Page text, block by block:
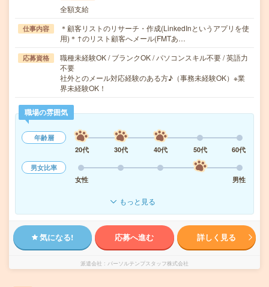
全額支給
仕事内容
＊顧客リストのリサーチ・作成(LinkedInというアプリを使
用)＊↑のリスト顧客へメール(FMTあ…
応募資格
職種未経験OK / ブランクOK / パソコンスキル不要 / 英語力
不要
社外とのメール対応経験のある方♪（事務未経験OK）※業
界未経験OK！
職場の雰囲気
年齢層
20代
30代 40代 50代
60代
男女比率
女性
男性
もっと見る
気になる! 応募へ進む 詳しく見る
派遣会社 パーソルテンプスタッフ株式会社